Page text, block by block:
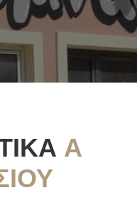
Α